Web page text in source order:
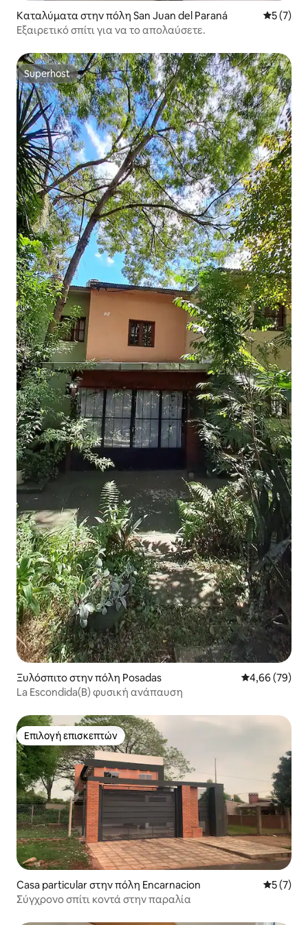
Καταλύματα στην πόλη San Juan del Paraná Μέση
5 (7)
Εξαιρετικό σπίτι για να το απολαύσετε.
Superhost
Superhost
Ξυλόσπιτο στην πόλη Posadas Μέση
4,66 (79)
La Escondida(B) φυσική ανάπαυση
Επιλογή επισκεπτών
Επιλογή επισκεπτών
Casa particular στην πόλη Encarnacion Μέση
5 (7)
Σύγχρονο σπίτι κοντά στην παραλία